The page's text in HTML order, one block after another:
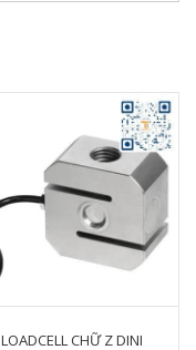
LOADCELL CHỮ Z DINI